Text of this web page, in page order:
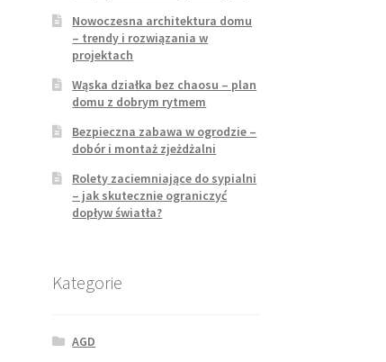
Nowoczesna architektura domu
– trendy i rozwiązania w
projektach
Wąska działka bez chaosu – plan
domu z dobrym rytmem
Bezpieczna zabawa w ogrodzie –
dobór i montaż zjeżdżalni
Rolety zaciemniające do sypialni
– jak skutecznie ograniczyć
dopływ światła?
Kategorie
AGD